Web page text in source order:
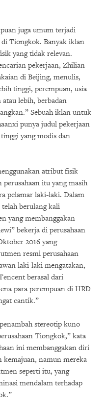
juga umum terjadi
Tiongkok. Banyak iklan
yang tidak relevan.
pekerjaan, Zhilian
di Beijing, menulis,
tinggi, perempuan, usia
atau lebih, berbadan
Sebuah iklan untuk
punya judul pekerjaan
yang modis dan
atribut fisik
itu yang masih
pelamar laki-laki. Dalam
berulang kali
yang membanggakan
bekerja di perusahaan
2016 yang
resmi perusahaan
laki-laki mengatakan,
berasal dari
para perempuan di HRD
cantik.”
stereotip kuno
Tiongkok,” kata
ini membanggakan diri
kemajuan, namun mereka
seperti itu, yang
mendalam terhadap